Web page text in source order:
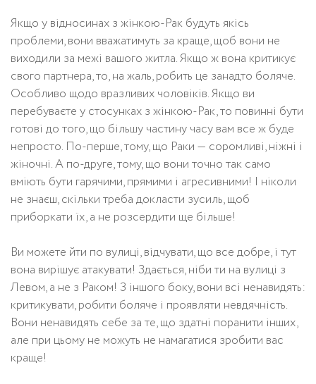
Якщо у відносинах з жінкою-Рак будуть якісь
проблеми, вони вважатимуть за краще, щоб вони не
виходили за межі вашого житла. Якщо ж вона критикує
свого партнера, то, на жаль, робить це занадто боляче.
Особливо щодо вразливих чоловіків. Якщо ви
перебуваєте у стосунках з жінкою-Рак, то повинні бути
готові до того, що більшу частину часу вам все ж буде
непросто. По-перше, тому, що Раки — соромливі, ніжні і
жіночні. А по-друге, тому, що вони точно так само
вміють бути гарячими, прямими і агресивними! І ніколи
не знаєш, скільки треба докласти зусиль, щоб
приборкати їх, а не розсердити ще більше!
Ви можете йти по вулиці, відчувати, що все добре, і тут
вона вирішує атакувати! Здається, ніби ти на вулиці з
Левом, а не з Раком! З іншого боку, вони всі ненавидять:
критикувати, робити боляче і проявляти невдячність.
Вони ненавидять себе за те, що здатні поранити інших,
але при цьому не можуть не намагатися зробити вас
краще!